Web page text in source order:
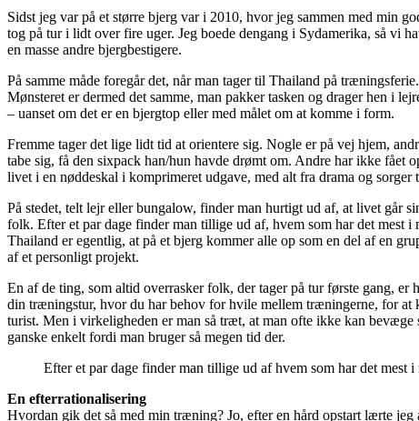
Sidst jeg var på et større bjerg var i 2010, hvor jeg sammen med min
tog på tur i lidt over fire uger. Jeg boede dengang i Sydamerika, så vi
en masse andre bjergbestigere.
På samme måde foregår det, når man tager til Thailand på
Mønsteret er dermed det samme, man pakker tasken og drager hen i
– uanset om det er en bjergtop eller med målet om at komme i form.
Fremme tager det lige lidt tid at orientere sig. Nogle er på vej hjem,
tabe sig, få den sixpack han/hun havde drømt om. Andre har ikke fået
livet i en nøddeskal i komprimeret udgave, med alt fra drama og
På stedet, telt lejr eller bungalow, finder man hurtigt ud af, at livet går
folk. Efter et par dage finder man tillige ud af, hvem som har det mest
Thailand er egentlig, at på et bjerg kommer alle op som en del af en
af et personligt projekt.
En af de ting, som altid overrasker folk, der tager på tur første gang,
din træningstur, hvor du har behov for hvile mellem træningerne, for at
turist. Men i virkeligheden er man så træt, at man ofte ikke kan
ganske enkelt fordi man bruger så megen tid der.
Efter et par dage finder man tillige ud af hvem som har det
En efterrationalisering
Hvordan gik det så med min træning? Jo, efter en hård opstart lærte